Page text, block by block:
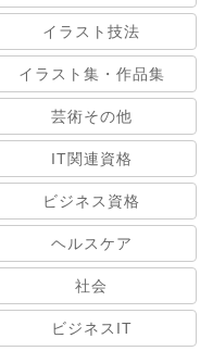
イラスト技法
イラスト集・作品集
芸術その他
IT関連資格
ビジネス資格
ヘルスケア
社会
ビジネスIT